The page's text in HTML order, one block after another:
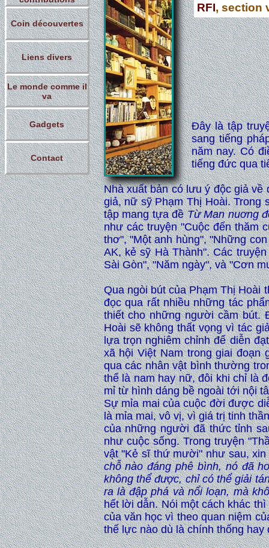
Coin découvertes
Liens divers
Le monde comme il
va
Gadgets
Contact
RFI, section
Đây là tập
sang tiếng
năm nay. Có
tiếng đức qua
Nhà xuất bản có lưu ý độc giả
giả, nữ sỹ Phạm Thị Hoài. Trong
tập mang tựa đềTừ Man nuơng
như các truyện "Cuộc đến thăm
thơ", "Một anh hùng", "Những
AK, kẻ sỹ Hà Thành". Các
Sài Gòn", "Năm ngày", và "Cơn
Qua ngòi bút của Phạm Thị
đọc qua rất nhiều những tác
thiết cho những người cầm bút.
Hoài sẽ không thất vọng vì tác
lựa trọn nghiêm chỉnh để diễn
xã hội Việt Nam trong giai đoạn
qua các nhân vật bình thường
thể là nam hay nữ, đôi khi chỉ là
mỉ từ hình dáng bề ngoài tới nội
Sự mỉa mai của cuộc đời được
là mỉa mai, vô vị, vì giá trị tinh
của những người đã thức tỉnh
như cuộc sống. Trong truyện
vật "Kẻ sĩ thứ mười" như sau, xin
chỗ nào đáng phê bình, nó đã
không thể được, chỉ có thể giải
ra là đập phá và nổi loạn, mà
hết lời dẫn. Nói một cách khác
của văn học vì theo quan niệm
thế lực nào dù là chính thống hay